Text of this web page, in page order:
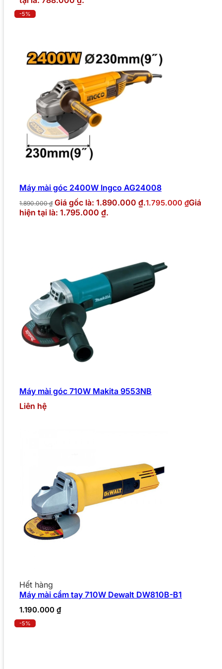
-5%
Máy mài góc 2400W Ingco AG24008
1.890.000₫ Giá gốc là: 1.890.000 ₫.1.795.000 ₫Giá
hiện tại là: 1.795.000 ₫.
Máy mài góc 710W Makita 9553NB
Liên hệ
Hết hàng
Máy mài cầm tay 710W Dewalt DW810B-B1
1.190.000 ₫
-5%